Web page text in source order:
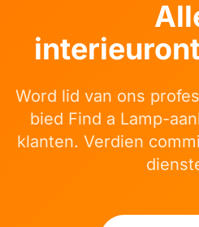
Word lid van ons
bied Find a Lamp-
klanten. Verdien